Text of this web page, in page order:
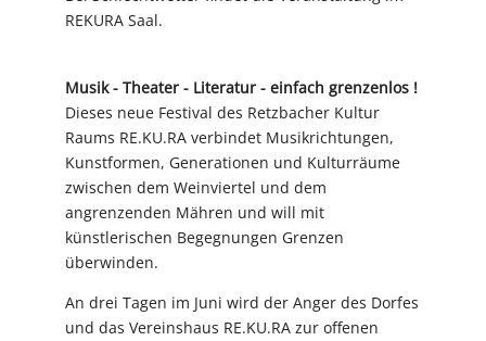
REKURA Saal.
Musik - Theater - Literatur - einfach grenzenlos !
Dieses neue Festival des Retzbacher Kultur
Raums RE.KU.RA verbindet Musikrichtungen,
Kunstformen, Generationen und Kulturräume
zwischen dem Weinviertel und dem
angrenzenden Mähren und will mit
künstlerischen Begegnungen Grenzen
überwinden.
An drei Tagen im Juni wird der Anger des Dorfes
und das Vereinshaus RE.KU.RA zur offenen